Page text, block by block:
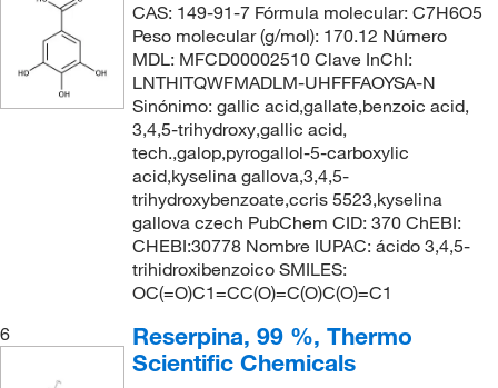
CAS: 149-91-7 Fórmula molecular: C7H6O5
Peso molecular (g/mol): 170.12 Número
MDL: MFCD00002510 Clave InChI:
LNTHITQWFMADLM-UHFFFAOYSA-N
Sinónimo: gallic acid,gallate,benzoic acid,
3,4,5-trihydroxy,gallic acid,
tech.,galop,pyrogallol-5-carboxylic
acid,kyselina gallova,3,4,5-
trihydroxybenzoate,ccris 5523,kyselina
gallova czech PubChem CID: 370 ChEBI:
CHEBI:30778 Nombre IUPAC: ácido 3,4,5-
trihidroxibenzoico SMILES:
OC(=O)C1=CC(O)=C(O)C(O)=C1
6
Reserpina, 99 %, Thermo
Scientific Chemicals